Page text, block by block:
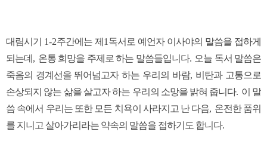
대림시기 1-2주간에는 제 1 독서로 예언자 이사야의 말씀을 접하게
되는데 , 온통 희망을 주제로 하는 말씀들입니다. 오늘 독서 말씀은
죽음의 경계선을 뛰어넘고자 하는 우리의 바람, 비탄과 고통으로
손상되지 않는 삶을 살고자 하는 우리의 소망을 밝혀 줍니다. 이 말
씀 속에서 우리는 또한 모든 치욕이 사라지고 난 다음, 온전한 품위
를 지니고 살아가리라는 약속의 말씀을 접하기도 합니다.